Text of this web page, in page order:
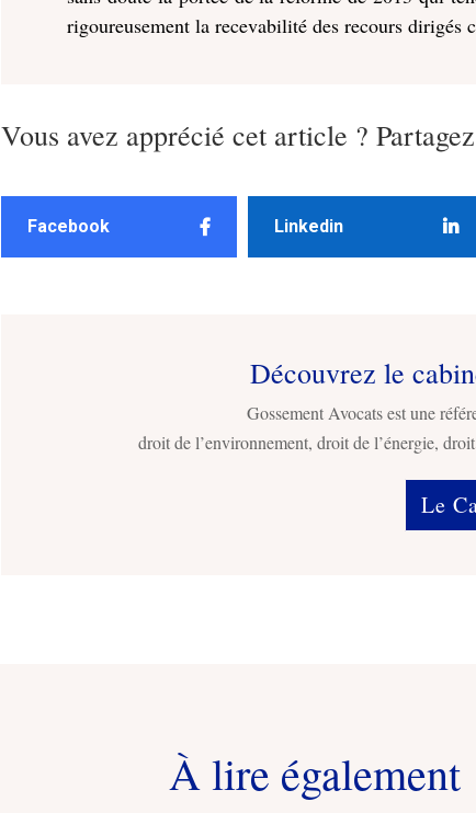
rigoureusement la recevabilité des recours dirigés
Vous avez apprécié cet article ?
Facebook Linkedin
Découvrez le
Gossement Avocats est une
droit de l’environnement, droit de l’énergie,
Le
À lire également